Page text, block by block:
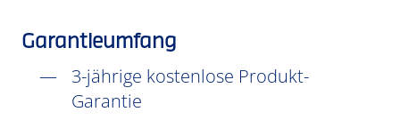
Garantieumfang
3-jährige kostenlose Produkt-
Garantie